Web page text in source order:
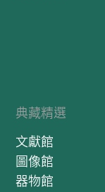
典藏精選
文獻館
圖像館
器物館